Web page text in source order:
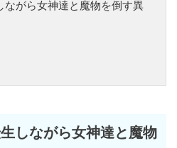
ながら女神達と魔物を倒す異
しながら女神達と魔物